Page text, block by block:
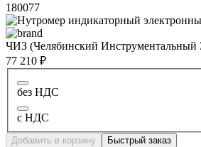
180077
ЧИЗ (Челябинский Инструментальный
77 210 ₽
без НДС
с НДС
Добавить в корзину Быстрый заказ